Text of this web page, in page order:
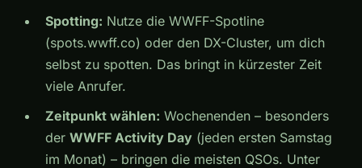
Spotting: Nutze die WWFF-Spotline
(spots.wwff.co) oder den DX-Cluster, um dich
selbst zu spotten. Das bringt in kürzester Zeit
viele Anrufer.
Zeitpunkt wählen: Wochenenden – besonders
der WWFF Activity Day (jeden ersten Samstag
im Monat) – bringen die meisten QSOs. Unter